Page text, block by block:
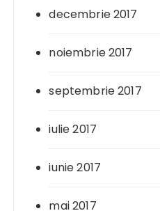
decembrie 2017
noiembrie 2017
septembrie 2017
iulie 2017
iunie 2017
mai 2017